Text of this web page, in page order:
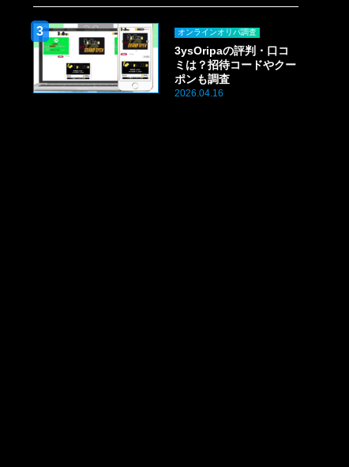
オンラインオリパ調査
3ysOripaの評判・口コ
ミは？招待コードやクー
ポンも調査
2026.04.16